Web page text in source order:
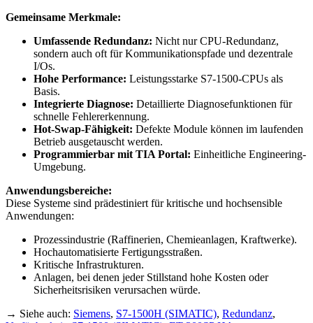
Gemeinsame Merkmale:
Umfassende Redundanz: Nicht nur CPU-Redundanz,
sondern auch oft für Kommunikationspfade und dezentrale
I/Os.
Hohe Performance: Leistungsstarke S7-1500-CPUs als
Basis.
Integrierte Diagnose: Detaillierte Diagnosefunktionen für
schnelle Fehlererkennung.
Hot-Swap-Fähigkeit: Defekte Module können im laufenden
Betrieb ausgetauscht werden.
Programmierbar mit TIA Portal: Einheitliche Engineering-
Umgebung.
Anwendungsbereiche:
Diese Systeme sind prädestiniert für kritische und hochsensible
Anwendungen:
Prozessindustrie (Raffinerien, Chemieanlagen, Kraftwerke).
Hochautomatisierte Fertigungsstraßen.
Kritische Infrastrukturen.
Anlagen, bei denen jeder Stillstand hohe Kosten oder
Sicherheitsrisiken verursachen würde.
→ Siehe auch: Siemens, S7-1500H (SIMATIC), Redundanz,